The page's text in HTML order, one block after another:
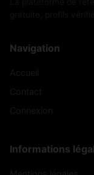
Navigation
Informations